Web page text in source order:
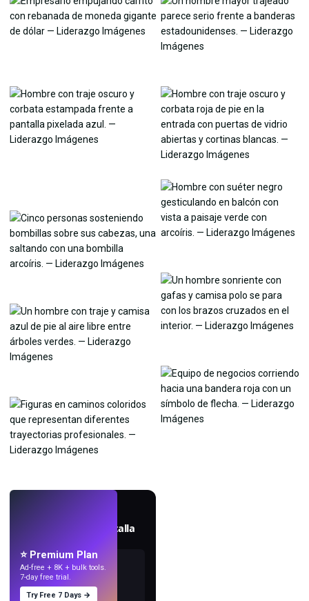
Crea fondos de pantalla
⭐ Premium Plan
Ad-free + 8K + bulk tools.
7-day free trial.
Try Free 7 Days →